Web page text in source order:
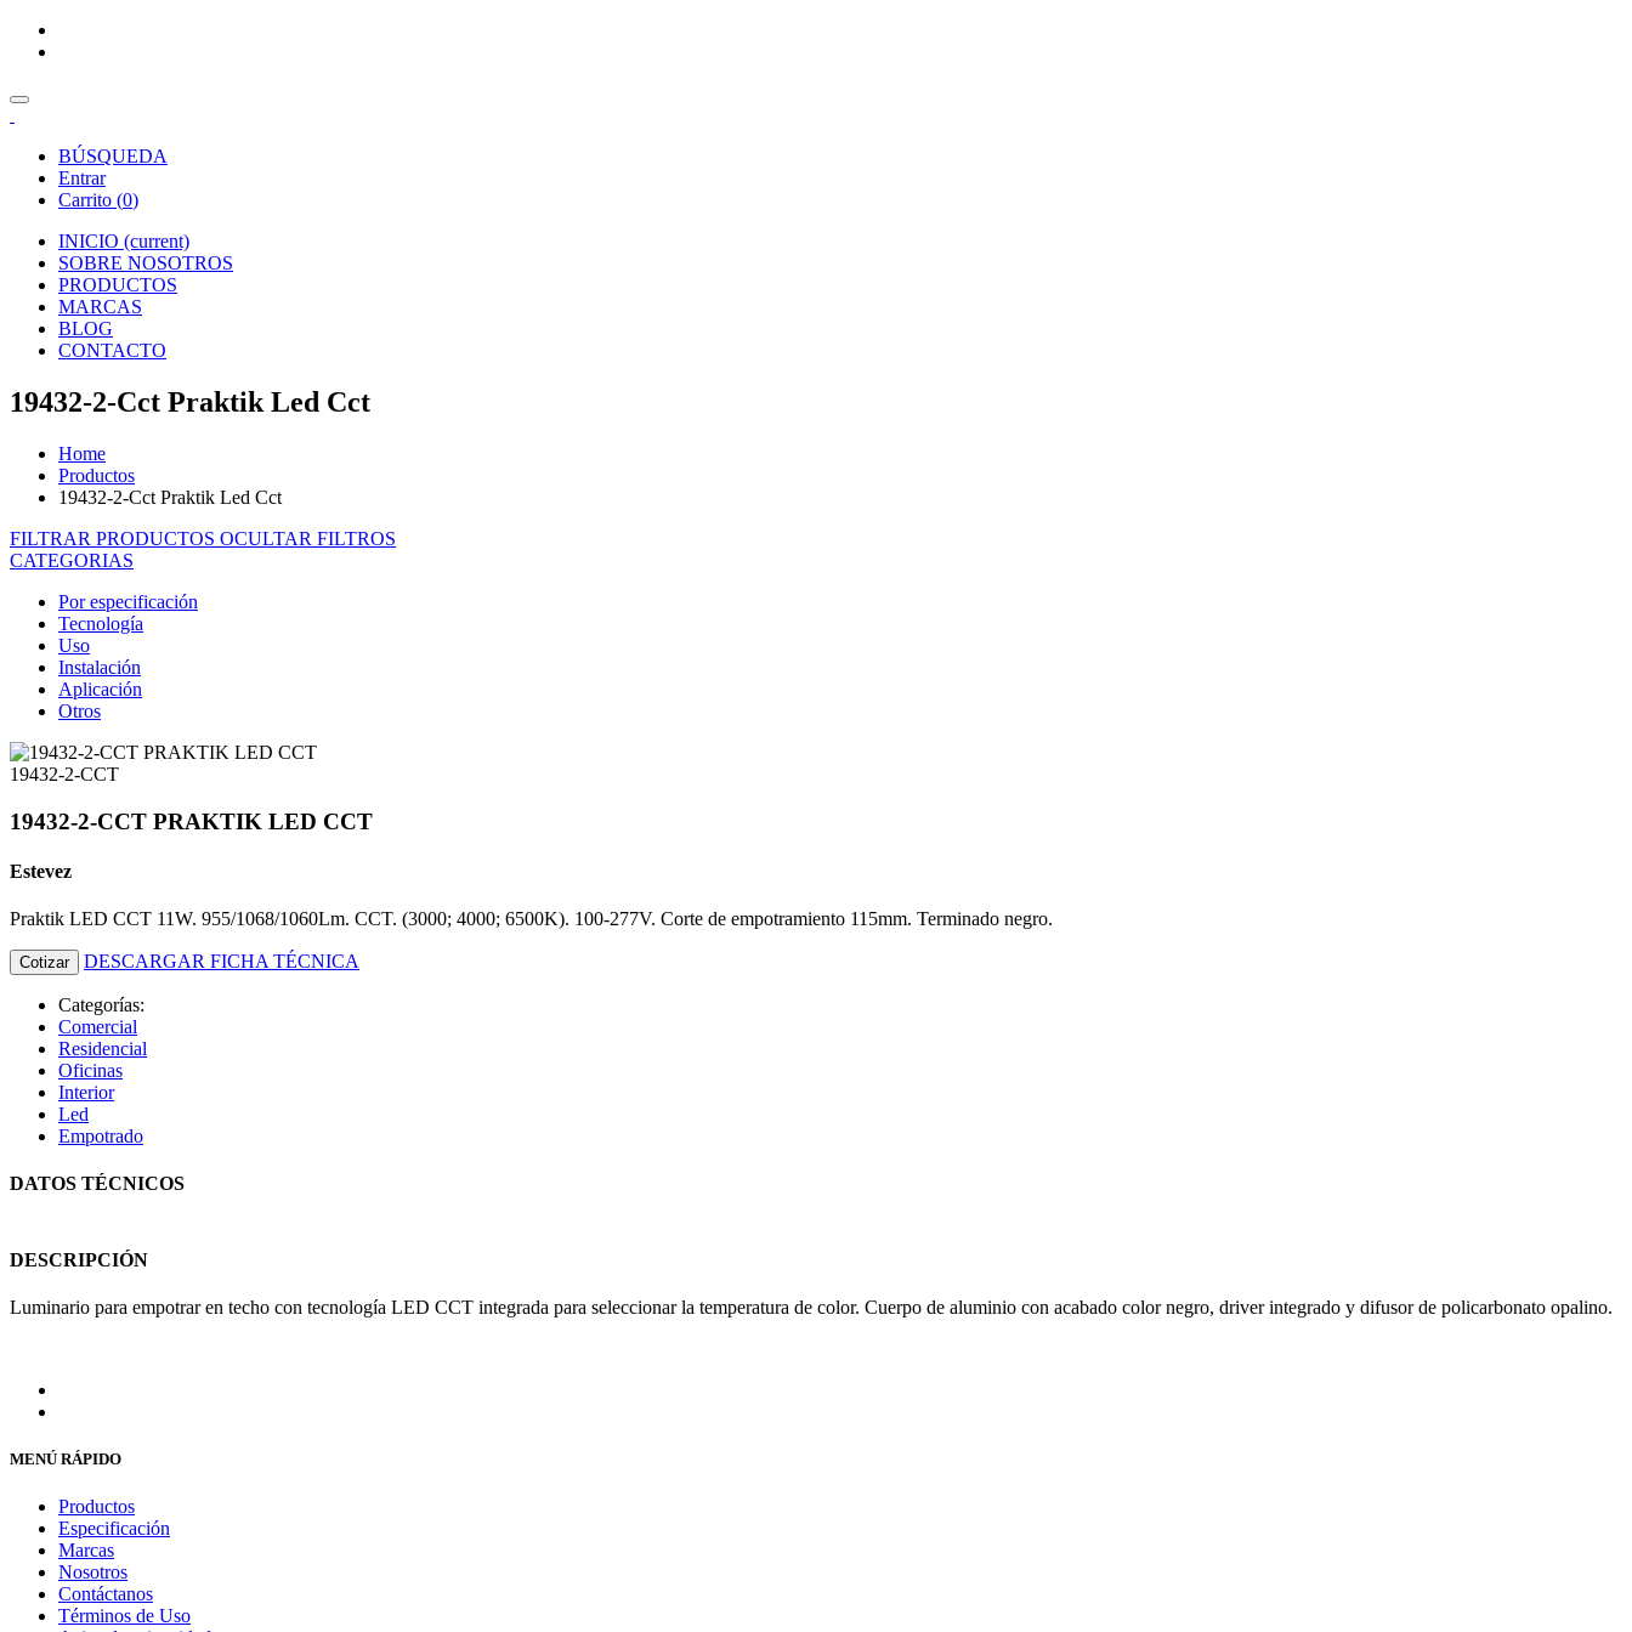
BÚSQUEDA
Entrar
Carrito (0)
INICIO (current)
SOBRE NOSOTROS
PRODUCTOS
MARCAS
BLOG
CONTACTO
19432-2-Cct Praktik Led Cct
Home
Productos
19432-2-Cct Praktik Led Cct
FILTRAR PRODUCTOS OCULTAR FILTROS
CATEGORIAS
Por especificación
Tecnología
Uso
Instalación
Aplicación
Otros
19432-2-CCT
19432-2-CCT PRAKTIK LED CCT
Estevez
Praktik LED CCT 11W. 955/1068/1060Lm. CCT. (3000; 4000; 6500K). 100-277V. Corte de empotramiento 115mm. Terminado negro.
Cotizar DESCARGAR FICHA TÉCNICA
Categorías:
Comercial
Residencial
Oficinas
Interior
Led
Empotrado
DATOS TÉCNICOS
DESCRIPCIÓN
Luminario para empotrar en techo con tecnología LED CCT integrada para seleccionar la temperatura de color. Cuerpo de aluminio con acabado color negro, driver integrado y difusor de policarbonato opalino.
MENÚ RÁPIDO
Productos
Especificación
Marcas
Nosotros
Contáctanos
Términos de Uso